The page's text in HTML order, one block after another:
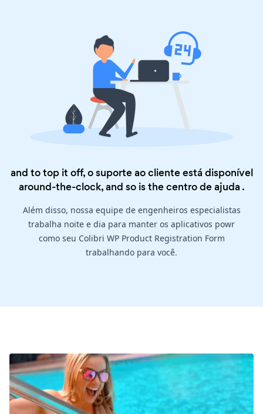
and to top it off, o suporte ao cliente está disponível
around-the-clock, and so is thecentro de ajuda .
Além disso, nossa equipe de engenheiros especialistas
trabalha noite e dia para manter os aplicativos powr
como seu Colibri WP Product Registration Form
trabalhando para você.